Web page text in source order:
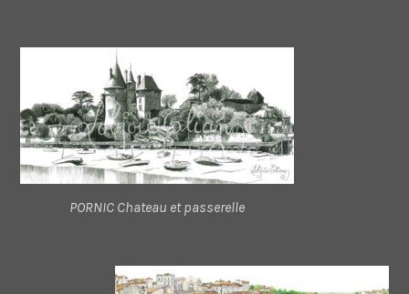
PORNIC Chateau et passerelle